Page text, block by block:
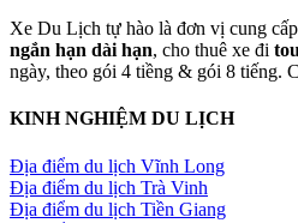
Xe Du Lịch tự hào là đơn vị cung
ngắn hạn dài hạn, cho thuê xe đi
ngày, theo gói 4 tiềng & gói 8 tiếng.
KINH NGHIỆM DU LỊCH
Địa điểm du lịch Vĩnh Long
Địa điểm du lịch Trà Vinh
Địa điểm du lịch Tiền Giang